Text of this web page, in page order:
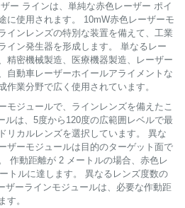
ー ラインは、単純な赤色レーザー ポイ
に使用されます。 10mW赤色レーザーモ
インレンズの特別な装置を備えて、工業
イン発生器を形成します。 単なるレー
精密機械製造、医療機器製造、レーザー
自動車レーザーホイールアライメントな
作業分野で広く使用されています。
モジュールで、ラインレンズを備えたこ
ルは、5度から120度の広範囲レベルで最
リカルレンズを選択しています。 異な
ザーモジュールは目的のターゲット面で
作動距離が 2 メートルの場合、赤色レ
トルに達します。 異なるレンズ度数の
ザーラインモジュールは、必要な作動距
す。